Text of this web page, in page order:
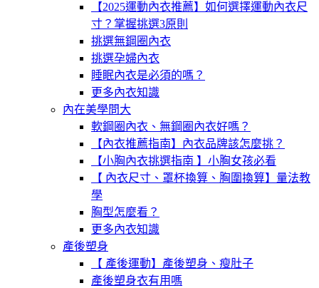
【2025運動內衣推薦】如何選擇運動內衣尺
寸？掌握挑選3原則
挑選無鋼圈內衣
挑選孕婦內衣
睡眠內衣是必須的嗎？
更多內衣知識
內在美學問大
軟鋼圈內衣、無鋼圈內衣好嗎？
【內衣推薦指南】內衣品牌該怎麼挑？
【小胸內衣挑選指南 】小胸女孩必看
【 內衣尺寸、罩杯換算、胸圍換算】量法教
學
胸型怎麼看？
更多內衣知識
產後塑身
【 產後運動】產後塑身、瘦肚子
產後塑身衣有用嗎